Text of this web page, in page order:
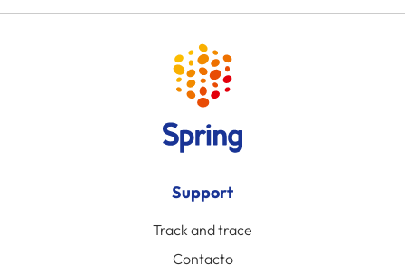
Support
Track and trace
Contacto